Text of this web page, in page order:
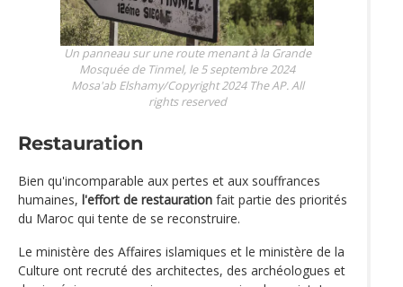
Un panneau sur une route menant à la Grande
Mosquée de Tinmel, le 5 septembre 2024
Mosa'ab Elshamy/Copyright 2024 The AP. All
rights reserved
Restauration
Bien qu'incomparable aux pertes et aux souffrances
humaines, l'effort de restauration fait partie des priorités
du Maroc qui tente de se reconstruire.
Le ministère des Affaires islamiques et le ministère de la
Culture ont recruté des architectes, des archéologues et